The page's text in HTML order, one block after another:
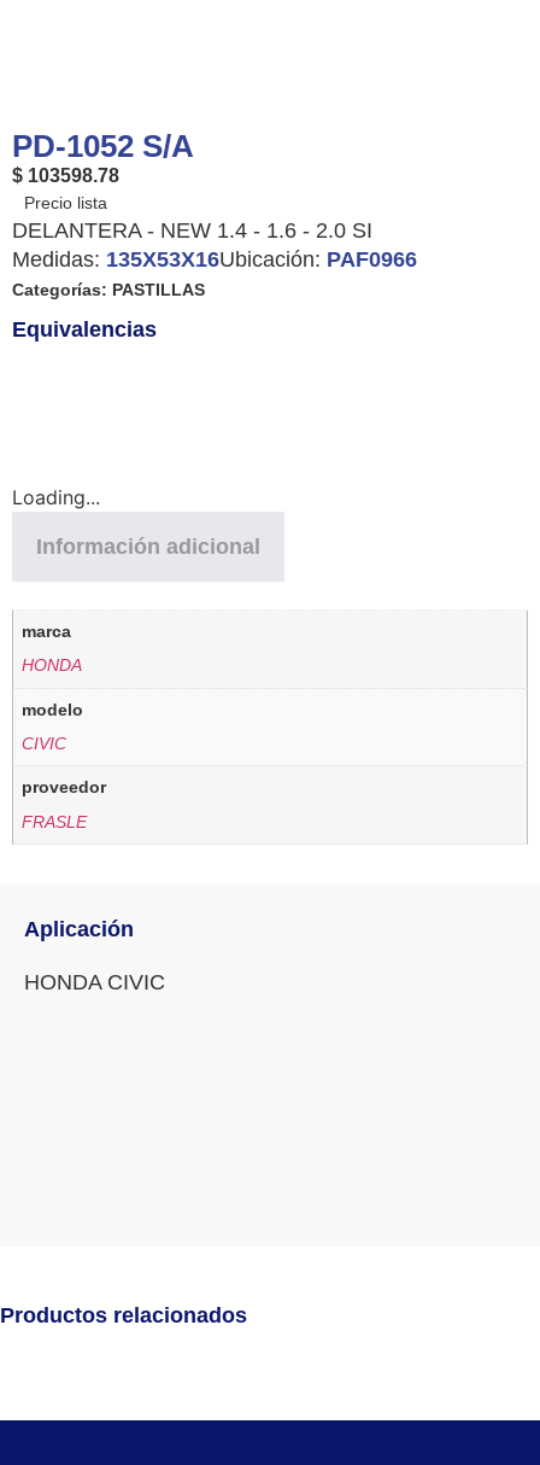
PD-1052 S/A
$ 103598.78
DELANTERA - NEW 1.4 - 1.6 - 2.0 SI
Medidas: 135X53X16Ubicación: PAF0966
Categorías: PASTILLAS
Equivalencias
Loading...
Información adicional
marca
HONDA
modelo
CIVIC
proveedor
FRASLE
Aplicación
HONDA CIVIC
Productos relacionados